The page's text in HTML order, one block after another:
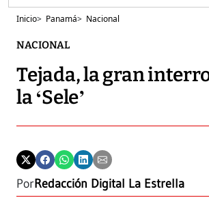
Inicio> Panamá> Nacional
NACIONAL
Tejada, la gran
la ‘Sele’
PorRedacción Digital La Estrella